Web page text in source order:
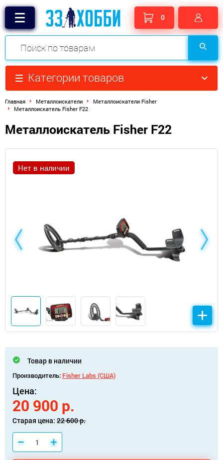
0
Категории товаров
Главная Металлоискатели
Металлоискатели Fisher
Металлоискатель Fisher F22
Металлоискатель Fisher F22
Нет в наличии
Товар в наличии
Производитель: Fisher Labs (США)
Цена:
20 900 р.
Старая цена: 22 600 р.